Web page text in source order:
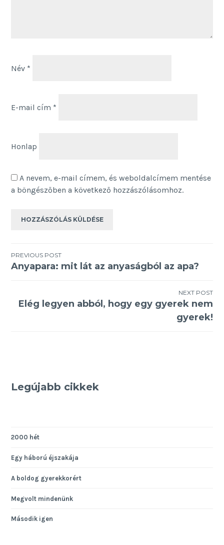
Név *
E-mail cím *
Honlap
A nevem, e-mail címem, és weboldalcímem mentése
a böngészőben a következő hozzászólásomhoz.
Bejegyzés
PREVIOUS POST
Anyapara: mit lát az anyaságból az apa?
NEXT POST
Elég legyen abból, hogy egy gyerek nem
gyerek!
Legújabb cikkek
2000 hét
Egy háború éjszakája
A boldog gyerekkorért
Megvolt mindenünk
Második igen